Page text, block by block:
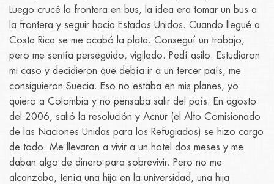
Luego crucé la frontera en bus, la idea era tomar un bus a
la frontera y seguir hacia Estados Unidos. Cuando llegué a
Costa Rica se me acabó la plata. Conseguí un trabajo,
pero me sentía perseguido, vigilado. Pedí asilo. Estudiaron
mi caso y decidieron que debía ir a un tercer país, me
consiguieron Suecia. Eso no estaba en mis planes, yo
quiero a Colombia y no pensaba salir del país. En agosto
del 2006, salió la resolución y Acnur (el Alto Comisionado
de las Naciones Unidas para los Refugiados) se hizo cargo
de todo. Me llevaron a vivir a un hotel dos meses y me
daban algo de dinero para sobrevivir. Pero no me
alcanzaba, tenía una hija en la universidad, una hija